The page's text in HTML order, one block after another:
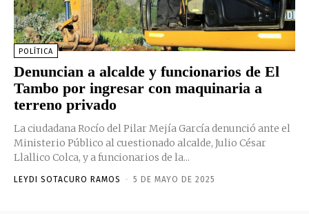
POLÍTICA
Denuncian a alcalde y funcionarios de El
Tambo por ingresar con maquinaria a
terreno privado
La ciudadana Rocío del Pilar Mejía García denunció ante el
Ministerio Público al cuestionado alcalde, Julio César
Llallico Colca, y a funcionarios de la...
LEYDI SOTACURO RAMOS - 5 DE MAYO DE 2025